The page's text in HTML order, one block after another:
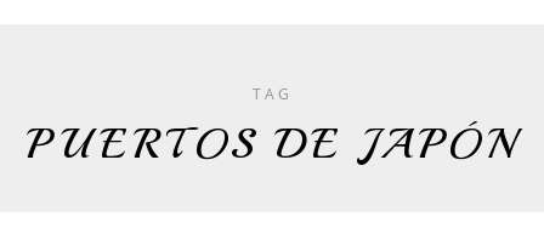
TAG
PUERTOS DE JAPÓN